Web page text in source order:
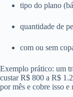
tipo do plano
quantidade de
com ou sem
Exemplo prático: um
custar R$ 800 a R$
por mês e cobre isso e